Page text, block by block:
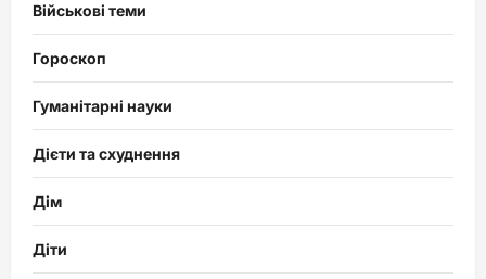
Військові теми
Гороскоп
Гуманітарні науки
Дієти та схуднення
Дім
Діти